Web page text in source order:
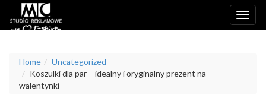
Home
Uncategorized
Koszulki dla par – idealny i oryginalny prezent na
walentynki